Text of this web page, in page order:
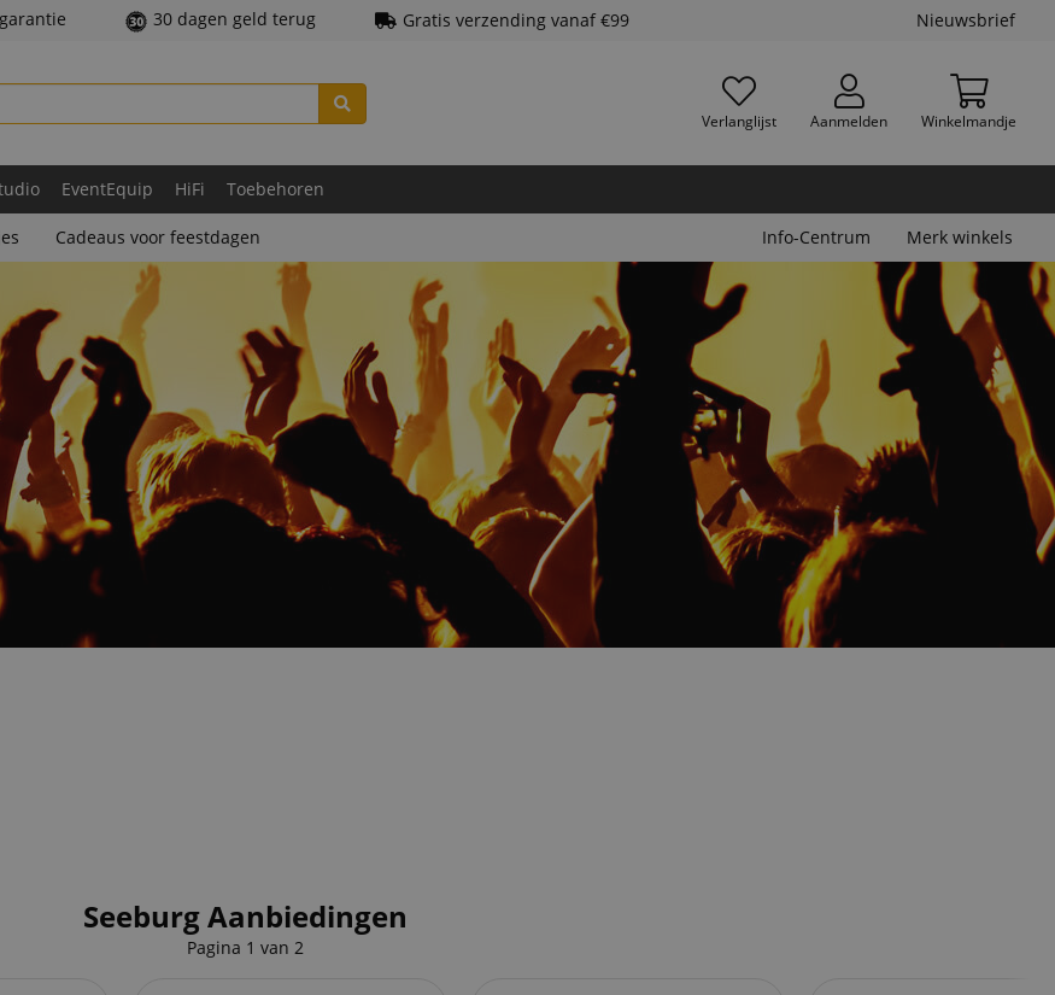
30 dagen geld terug Gratis verzending vanaf €99 Nieuwsbrief
Verlanglijst Aanmelden Winkelmandje
EventEquip HiFi Toebehoren
Cadeaus voor feestdagen Info-Centrum Merk winkels
Seeburg Aanbiedingen
Pagina 1 van 2